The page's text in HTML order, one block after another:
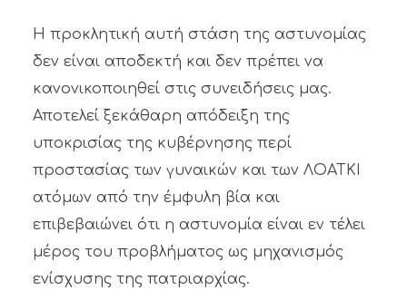
Η προκλητική αυτή στάση της αστυνομίας
δεν είναι αποδεκτή και δεν πρέπει να
κανονικοποιηθεί στις συνειδήσεις μας.
Αποτελεί ξεκάθαρη απόδειξη της
υποκρισίας της κυβέρνησης περί
προστασίας των γυναικών και των ΛΟΑΤΚΙ
ατόμων από την έμφυλη βία και
επιβεβαιώνει ότι η αστυνομία είναι εν τέλει
μέρος του προβλήματος ως μηχανισμός
ενίσχυσης της πατριαρχίας.